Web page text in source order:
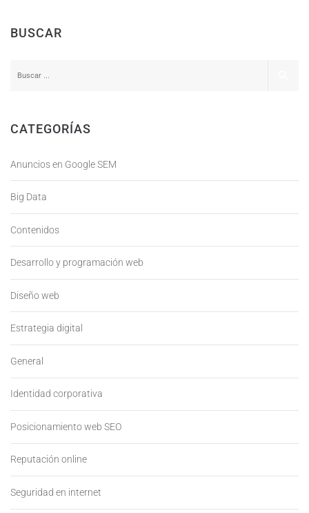
BUSCAR
CATEGORÍAS
Anuncios en Google SEM
Big Data
Contenidos
Desarrollo y programación web
Diseño web
Estrategia digital
General
Identidad corporativa
Posicionamiento web SEO
Reputación online
Seguridad en internet